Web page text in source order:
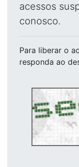
acessos
conosco.
Para liberar o
responda ao